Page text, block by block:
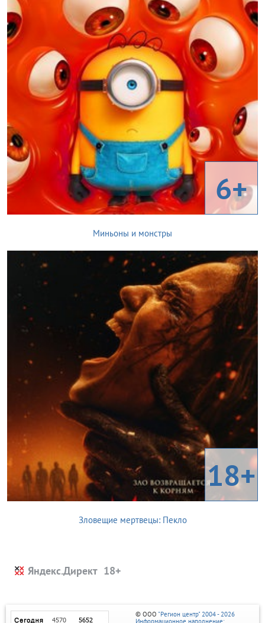
6+
Миньоны и монстры
18+
Зловещие мертвецы: Пекло
Яндекс.Директ
© ООО "Регион центр" 2004 - 2026
Информационное наполнение: